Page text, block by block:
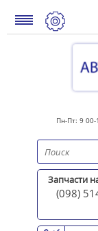
Пн-Пт: 9
Запчасти
(098)